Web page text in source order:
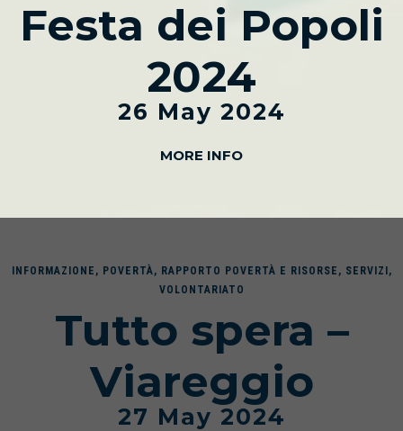
Festa dei Popoli
2024
26 May 2024
MORE INFO
INFORMAZIONE , POVERTÀ, RAPPORTO POVERTÀ E RISORSE , SERVIZI ,
VOLONTARIATO
Tutto spera –
Viareggio
27 May 2024